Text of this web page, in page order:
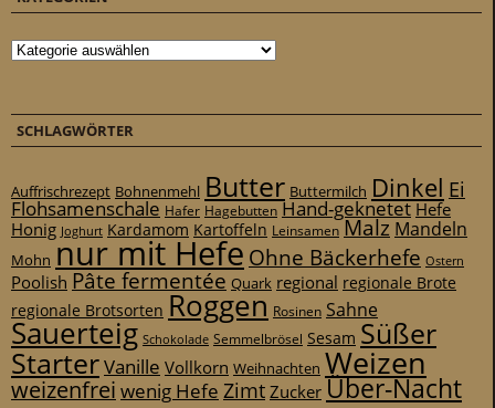
Kategorien
SCHLAGWÖRTER
Auffrischrezept Bohnenmehl Butter Buttermilch Dinkel Ei
Flohsamenschale Hafer Hagebutten Hand-geknetet Hefe
Honig Joghurt Kardamom Kartoffeln Leinsamen Malz Mandeln
Mohn nur mit Hefe Ohne Bäckerhefe Ostern
Poolish Pâte fermentée Quark regional regionale Brote
regionale Brotsorten Roggen Rosinen Sahne
Sauerteig Schokolade Semmelbrösel Sesam Süßer
StarterVanille Vollkorn Weihnachten Weizen
weizenfrei wenig Hefe ZimtZuckerÜber-Nacht